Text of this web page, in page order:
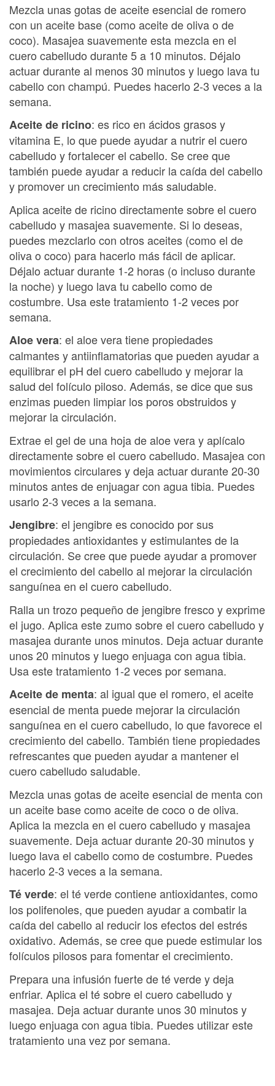
Mezcla unas gotas de aceite esencial de romero
con un aceite base (como aceite de oliva o de
coco). Masajea suavemente esta mezcla en el
cuero cabelludo durante 5 a 10 minutos. Déjalo
actuar durante al menos 30 minutos y luego lava tu
cabello con champú. Puedes hacerlo 2-3 veces a la
semana.
Aceite de ricino: es rico en ácidos grasos y
vitamina E, lo que puede ayudar a nutrir el cuero
cabelludo y fortalecer el cabello. Se cree que
también puede ayudar a reducir la caída del cabello
y promover un crecimiento más saludable.
Aplica aceite de ricino directamente sobre el cuero
cabelludo y masajea suavemente. Si lo deseas,
puedes mezclarlo con otros aceites (como el de
oliva o coco) para hacerlo más fácil de aplicar.
Déjalo actuar durante 1-2 horas (o incluso durante
la noche) y luego lava tu cabello como de
costumbre. Usa este tratamiento 1-2 veces por
semana.
Aloe vera: el aloe vera tiene propiedades
calmantes y antiinflamatorias que pueden ayudar a
equilibrar el pH del cuero cabelludo y mejorar la
salud del folículo piloso. Además, se dice que sus
enzimas pueden limpiar los poros obstruidos y
mejorar la circulación.
Extrae el gel de una hoja de aloe vera y aplícalo
directamente sobre el cuero cabelludo. Masajea con
movimientos circulares y deja actuar durante 20-30
minutos antes de enjuagar con agua tibia. Puedes
usarlo 2-3 veces a la semana.
Jengibre: el jengibre es conocido por sus
propiedades antioxidantes y estimulantes de la
circulación. Se cree que puede ayudar a promover
el crecimiento del cabello al mejorar la circulación
sanguínea en el cuero cabelludo.
Ralla un trozo pequeño de jengibre fresco y exprime
el jugo. Aplica este zumo sobre el cuero cabelludo y
masajea durante unos minutos. Deja actuar durante
unos 20 minutos y luego enjuaga con agua tibia.
Usa este tratamiento 1-2 veces por semana.
Aceite de menta: al igual que el romero, el aceite
esencial de menta puede mejorar la circulación
sanguínea en el cuero cabelludo, lo que favorece el
crecimiento del cabello. También tiene propiedades
refrescantes que pueden ayudar a mantener el
cuero cabelludo saludable.
Mezcla unas gotas de aceite esencial de menta con
un aceite base como aceite de coco o de oliva.
Aplica la mezcla en el cuero cabelludo y masajea
suavemente. Deja actuar durante 20-30 minutos y
luego lava el cabello como de costumbre. Puedes
hacerlo 2-3 veces a la semana.
Té verde: el té verde contiene antioxidantes, como
los polifenoles, que pueden ayudar a combatir la
caída del cabello al reducir los efectos del estrés
oxidativo. Además, se cree que puede estimular los
folículos pilosos para fomentar el crecimiento.
Prepara una infusión fuerte de té verde y deja
enfriar. Aplica el té sobre el cuero cabelludo y
masajea. Deja actuar durante unos 30 minutos y
luego enjuaga con agua tibia. Puedes utilizar este
tratamiento una vez por semana.